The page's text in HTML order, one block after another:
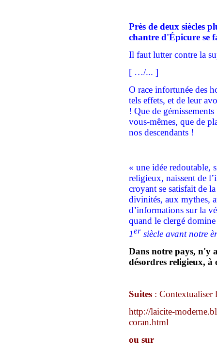
Près de deux siècles
chantre d'Épicure se
Il faut lutter contre la
[ …/... ]
O race infortunée des
tels effets, et de leur
! Que de
vous-mêmes, que de
nos descendants !
« une idée redoutable,
religieux, naissent de
croyant se satisfait de
divinités, aux mythes,
d’informations sur la
quand le clergé
1er siècle avant notre
Dans notre pays, n'y
désordres religieux, à
Suites : Contextualiser
http://laicite-
coran.html
ou sur